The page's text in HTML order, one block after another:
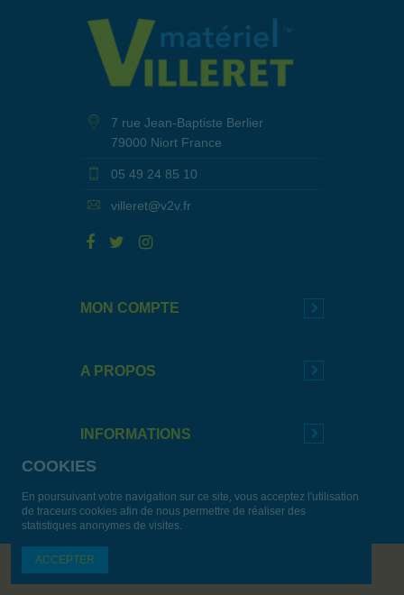
7 rue Jean-Baptiste Berlier
79000 Niort France
05 49 24 85 10
villeret@v2v.fr
MON COMPTE
A PROPOS
INFORMATIONS
Tous droits réservés. © 2019 Materiel Villeret –
COOKIES
En poursuivant votre navigation sur ce site, vous acceptez l'utilisation
de traceurs cookies afin de nous permettre de réaliser des
statistiques anonymes de visites.
ACCEPTER